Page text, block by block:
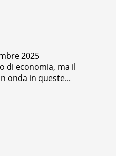
2025
di economia, ma il
onda in queste...